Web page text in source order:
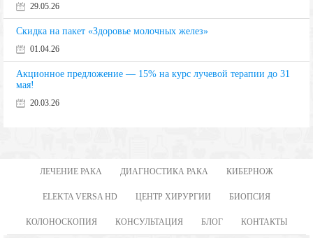
29.05.26
Скидка на пакет «Здоровье молочных желез»
01.04.26
Акционное предложение — 15% на курс лучевой терапии до 31
мая!
20.03.26
ЛЕЧЕНИЕ РАКА ДИАГНОСТИКА РАКА КИБЕРНОЖ
ELEKTA VERSA HD ЦЕНТР ХИРУРГИИ БИОПСИЯ
КОЛОНОСКОПИЯ КОНСУЛЬТАЦИЯ БЛОГ КОНТАКТЫ